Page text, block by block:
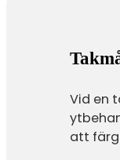
Vid en
att